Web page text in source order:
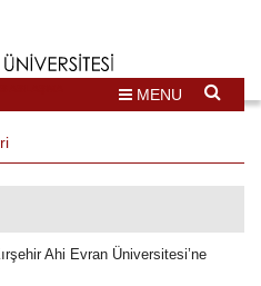
MENU
Ahi Evran Üniversitesi’ne